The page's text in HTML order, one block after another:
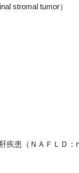
stromal tumor）
疾患（ＮＡＦＬＤ：